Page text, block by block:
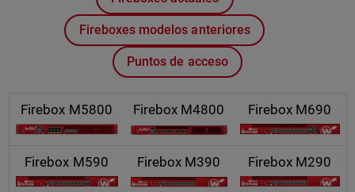
Fireboxes modelos anteriores
Puntos de acceso
Firebox M5800 Firebox M4800 Firebox M690
Firebox M590 Firebox M390 Firebox M290